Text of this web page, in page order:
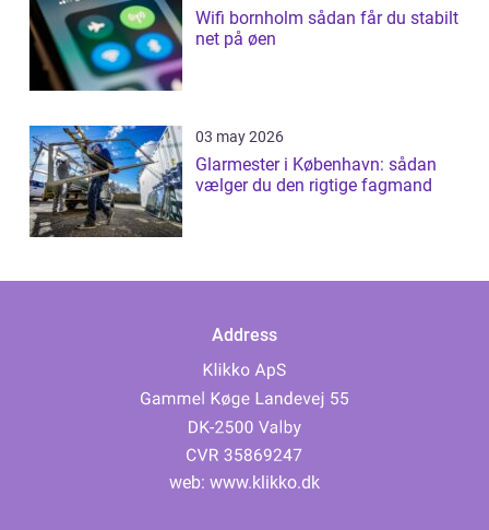
Wifi bornholm sådan får du stabilt
net på øen
03 may 2026
Glarmester i København: sådan
vælger du den rigtige fagmand
Address
web: www.klikko.dk